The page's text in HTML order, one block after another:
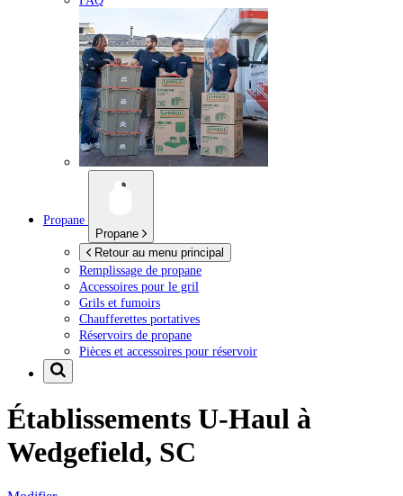
Propane
Propane
Retour au menu principal
Remplissage de propane
Accessoires pour le gril
Grils et fumoirs
Chaufferettes portatives
Réservoirs de propane
Pièces et accessoires pour réservoir
Établissements U-Haul à
Wedgefield, SC